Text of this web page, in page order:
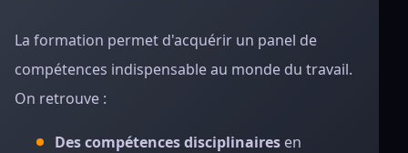
La formation permet d'acquérir un panel de
compétences indispensable au monde du travail.
On retrouve :
Des compétences disciplinaires en